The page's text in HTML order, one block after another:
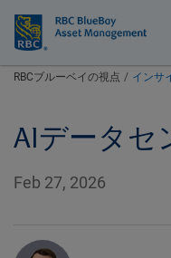
BlueBay
RBCブルーベイの視点 インサ
AIデータセ
Feb 27, 2026